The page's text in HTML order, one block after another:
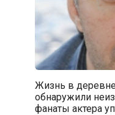
Жизнь в
обнаружили
фанаты актера